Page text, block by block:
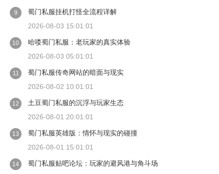
9
蜀门私服挂机打怪全流程详解
2026-08-03 15:01:01
10
哈喽蜀门私服：老玩家的真实体验
2026-08-03 05:01:01
11
蜀门私服传奇网站的暗面与现实
2026-08-02 10:01:01
12
土豆蜀门私服的沉浮与玩家生态
2026-08-01 20:01:01
13
蜀门私服英雄版：情怀与现实的碰撞
2026-08-01 15:01:01
14
蜀门私服贴吧论坛：玩家的避风港与角斗场